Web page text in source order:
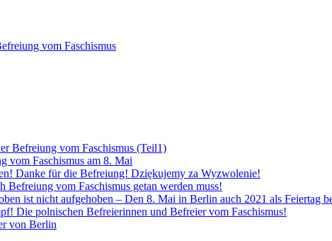
vom Faschismus
Befreiung vom Faschismus (Teil1)
vom Faschismus am 8. Mai
Danke für die Befreiung! Dziękujemy za Wyzwolenie!
Befreiung vom Faschismus getan werden muss!
ist nicht aufgehoben – Den 8. Mai in Berlin auch 2021 als Feiertag
Die polnischen Befreierinnen und Befreier vom Faschismus!
von Berlin